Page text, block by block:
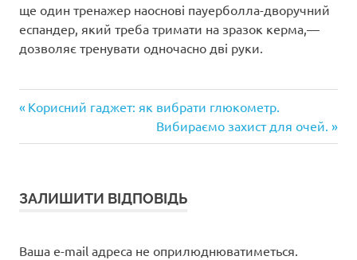
ще один тренажер наоснові пауерболла-дворучний
еспандер, який треба тримати на зразок керма,—
дозволяє тренувати одночасно дві руки.
Навігація
записів
Попередній
Корисний гаджет: як вибрати глюкометр.
Наступний
запис:
Вибираємо захист для очей.
ЗАЛИШИТИ ВІДПОВІДЬ
Ваша e-mail адреса не оприлюднюватиметься.